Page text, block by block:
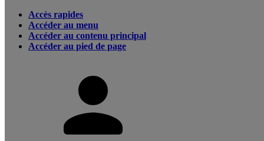
Accès rapides
Accéder au menu
Accéder au contenu principal
Accéder au pied de page